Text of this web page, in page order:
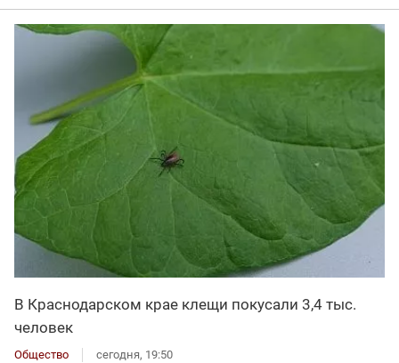
В Краснодарском крае клещи покусали 3,4 тыс.
человек
Общество сегодня, 19:50